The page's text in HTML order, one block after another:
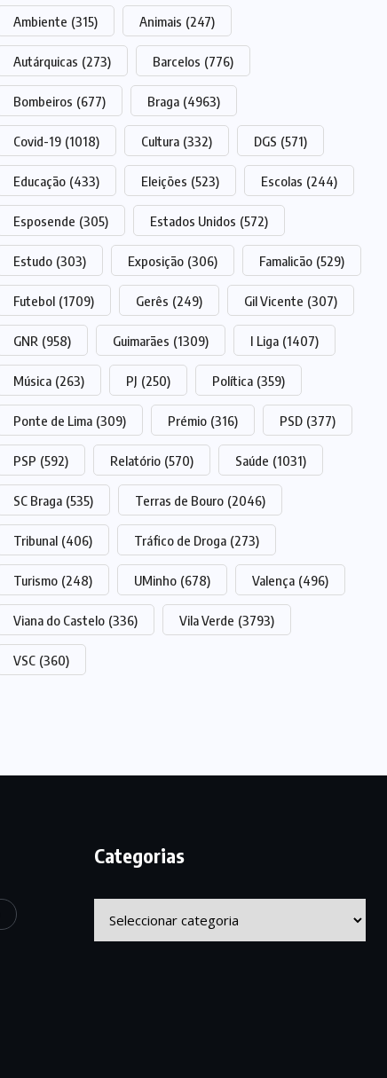
Ambiente (315) Animais (247)
Autárquicas (273) Barcelos (776)
Bombeiros (677) Braga (4963)
Covid-19 (1018) Cultura (332) DGS (571)
Educação (433) Eleições (523) Escolas (244)
Esposende (305) Estados Unidos (572)
Estudo (303) Exposição (306) Famalicão (529)
Futebol (1709) Gerês (249) Gil Vicente (307)
GNR (958) Guimarães (1309) I Liga (1407)
Música (263) PJ (250) Política (359)
Ponte de Lima (309) Prémio (316) PSD (377)
PSP (592) Relatório (570) Saúde (1031)
SC Braga (535) Terras de Bouro (2046)
Tribunal (406) Tráfico de Droga (273)
Turismo (248) UMinho (678) Valença (496)
Viana do Castelo (336) Vila Verde (3793)
VSC (360)
Categorias